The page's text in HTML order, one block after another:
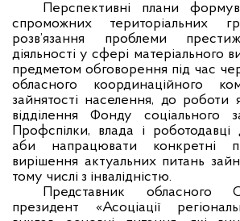
Перспективні плани
спроможних територіальних
розв’язання проблеми
діяльності у сфері матеріального
предметом обговорення під час
обласного координаційного
зайнятості населення, до роботи
відділення Фонду соціального
Профспілки, влада і роботодавці
аби напрацювати конкретні
вирішення актуальних питань
тому числі з інвалідністю.
Представник обласного
президент «Асоціації